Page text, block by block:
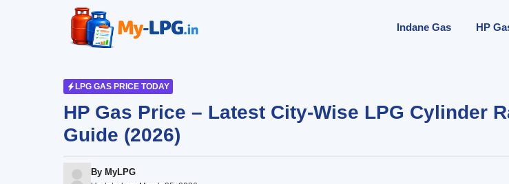
Indane Gas HP
LPG GAS PRICE TODAY
HP Gas Price – Latest City-Wise LPG Cylinder
Guide (2026)
By MyLPG